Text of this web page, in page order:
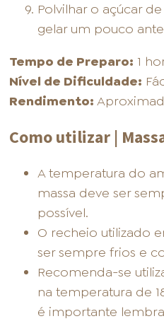
Polvilhar o açúcar
gelar um pouco
Tempo de Preparo: 1
Nível de Dificuldade:
Rendimento:
Como utilizar |
A temperatura do
massa deve ser
possível.
O recheio utilizado
ser sempre frios e
Recomenda-se
na temperatura de
é importante